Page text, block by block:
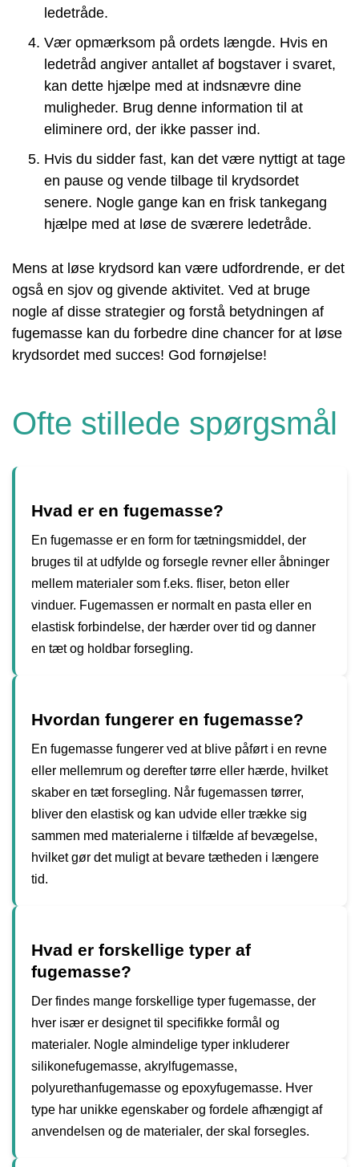
ledetråde.
Vær opmærksom på ordets længde. Hvis en
ledetråd angiver antallet af bogstaver i svaret,
kan dette hjælpe med at indsnævre dine
muligheder. Brug denne information til at
eliminere ord, der ikke passer ind.
Hvis du sidder fast, kan det være nyttigt at tage
en pause og vende tilbage til krydsordet
senere. Nogle gange kan en frisk tankegang
hjælpe med at løse de sværere ledetråde.
Mens at løse krydsord kan være udfordrende, er det
også en sjov og givende aktivitet. Ved at bruge
nogle af disse strategier og forstå betydningen af
fugemasse kan du forbedre dine chancer for at løse
krydsordet med succes! God fornøjelse!
Ofte stillede spørgsmål
Hvad er en fugemasse?
En fugemasse er en form for tætningsmiddel, der
bruges til at udfylde og forsegle revner eller åbninger
mellem materialer som f.eks. fliser, beton eller
vinduer. Fugemassen er normalt en pasta eller en
elastisk forbindelse, der hærder over tid og danner
en tæt og holdbar forsegling.
Hvordan fungerer en fugemasse?
En fugemasse fungerer ved at blive påført i en revne
eller mellemrum og derefter tørre eller hærde, hvilket
skaber en tæt forsegling. Når fugemassen tørrer,
bliver den elastisk og kan udvide eller trække sig
sammen med materialerne i tilfælde af bevægelse,
hvilket gør det muligt at bevare tætheden i længere
tid.
Hvad er forskellige typer af
fugemasse?
Der findes mange forskellige typer fugemasse, der
hver især er designet til specifikke formål og
materialer. Nogle almindelige typer inkluderer
silikonefugemasse, akrylfugemasse,
polyurethanfugemasse og epoxyfugemasse. Hver
type har unikke egenskaber og fordele afhængigt af
anvendelsen og de materialer, der skal forsegles.